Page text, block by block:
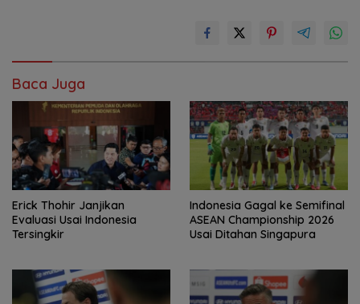
Baca Juga
Erick Thohir Janjikan
Evaluasi Usai Indonesia
Tersingkir
Indonesia Gagal ke Semifinal
ASEAN Championship 2026
Usai Ditahan Singapura